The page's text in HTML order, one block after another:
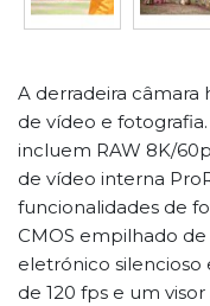
A derradeira câmara
de vídeo e
incluem RAW 8K/
de vídeo interna
funcionalidades de
CMOS empilhado
eletrónico silencioso
de 120 fps e um